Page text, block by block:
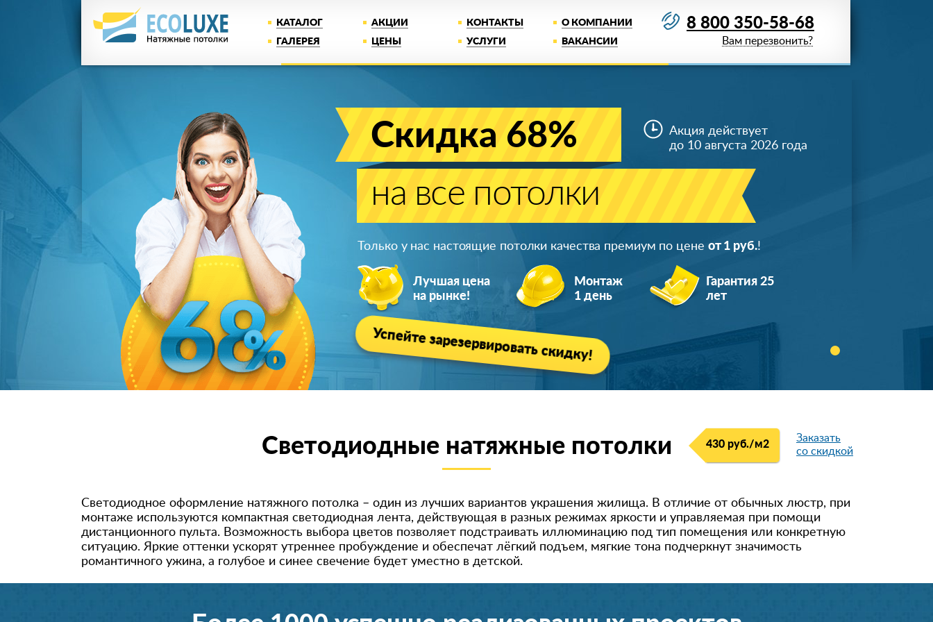
КАТАЛОГ АКЦИИ КОНТАКТЫ
О КОМПАНИИ
ГАЛЕРЕЯ
ЦЕНЫ УСЛУГИ ВАКАНСИИ
8 800 350-58-68
Вам перезвонить?
Скидка 68%
на все потолки
Акция действует
до 10 августа 2026 года
Только у нас настоящие потолки качества премиум по цене от 1 руб.!
Лучшая цена
на рынке!
Монтаж
1 день
Гарантия 25
лет
Успейте зарезервировать скидку!
430 руб./м2
Заказать
со скидкой
Светодиодные натяжные потолки
Светодиодное оформление натяжного потолка – один из лучших вариантов украшения жилища. В отличие от обычных люстр, при
монтаже используются компактная светодиодная лента, действующая в разных режимах яркости и управляемая при помощи
дистанционного пульта. Возможность выбора цветов позволяет подстраивать иллюминацию под тип помещения или конкретную
ситуацию. Яркие оттенки ускорят утреннее пробуждение и обеспечат лёгкий подъем, мягкие тона подчеркнут значимость
романтичного ужина, а голубое и синее свечение будет уместно в детской.